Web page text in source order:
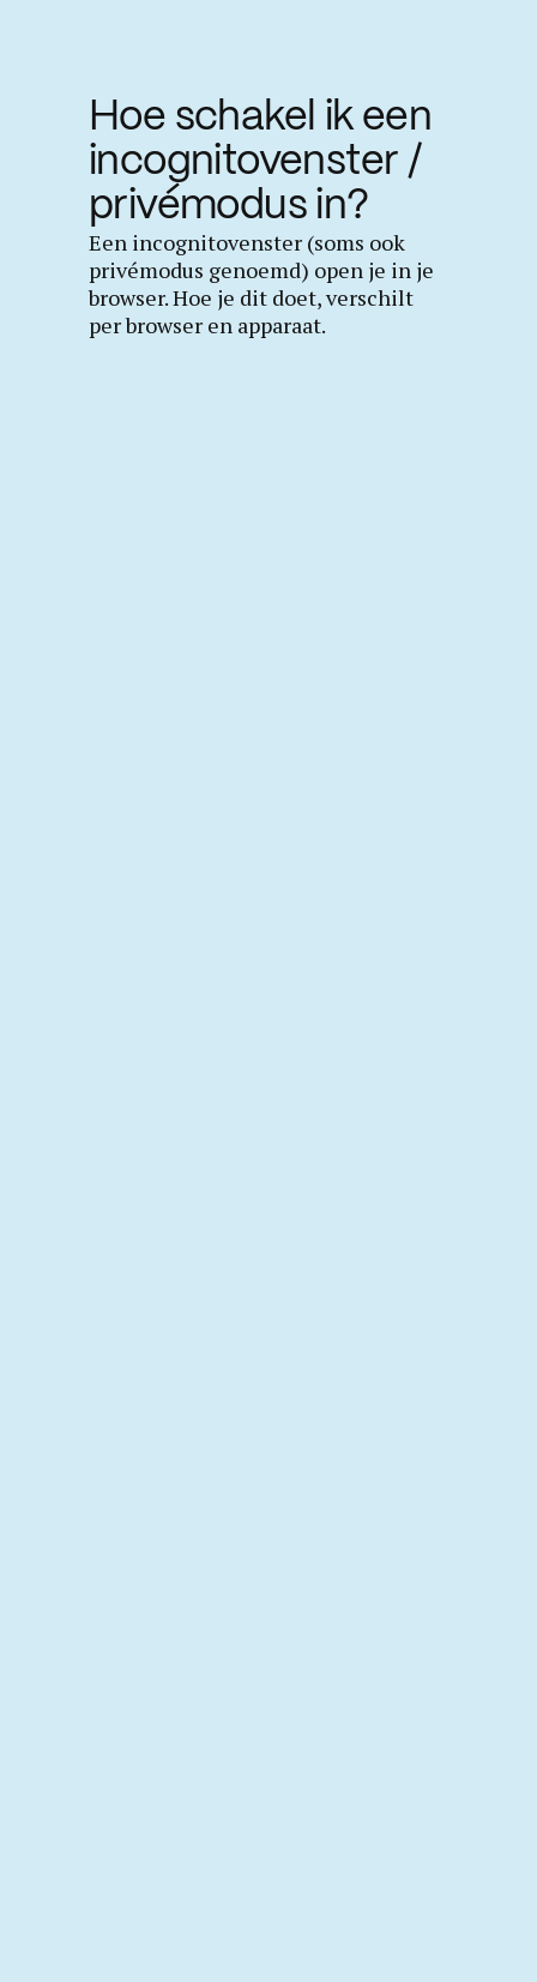
Hoe schakel ik een
incognitovenster /
privémodus in?
Een incognitovenster (soms ook
privémodus genoemd) open je in je
browser. Hoe je dit doet, verschilt
per browser en apparaat.